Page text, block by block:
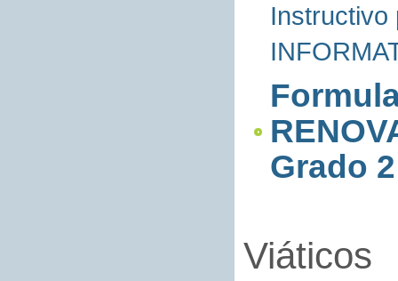
Instructivo
Grado 2
Viáticos